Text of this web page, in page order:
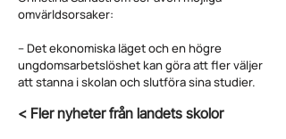
omvärldsorsaker:
– Det ekonomiska läget och en högre
ungdomsarbetslöshet kan göra att fler väljer
att stanna i skolan och slutföra sina studier.
< Fler nyheter från landets skolor